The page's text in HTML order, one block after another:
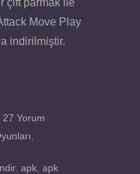
çift parmak ile
Move Play
indirilmiştir.
27 Yorum
, apk apk